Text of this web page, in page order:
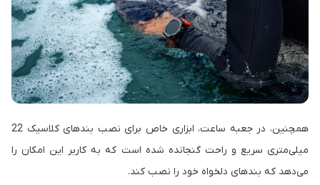
همچنین، در جعبه ساعت، ابزاری خاص برای نصب بندهای کلاسیک 22
میلی‌متری سریع و راحت گنجانده شده است که به کاربر این امکان را
می‌دهد که بندهای دلخواه خود را نصب کند.